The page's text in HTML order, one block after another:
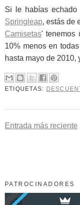
Si le habías
Springleap, estás de
Camisetas' tenemos
10% menos en
hasta mayo de 2010,
ETIQUETAS:
Entrada más reciente
PATROCINADORES